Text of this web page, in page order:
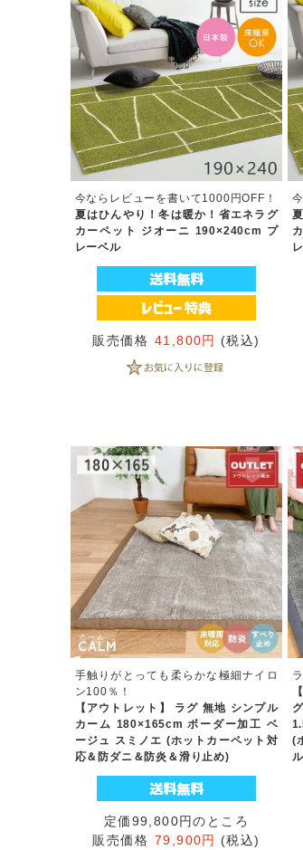
今ならレビューを書いて1000円OFF！
夏はひんやり！冬は暖か！省エネラグ
カーペット ジオーニ 190×240cm プ
レーベル
販売価格 41,800円 (税込)
手触りがとっても柔らかな極細ナイロ
ン100％！
【アウトレット】 ラグ 無地 シンプル
カーム 180×165cm ボーダー加工 ベ
ージュ スミノエ (ホットカーペット対
応＆防ダニ＆防炎＆滑り止め)
定価99,800円のところ
販売価格 79,900円
(税込)
(